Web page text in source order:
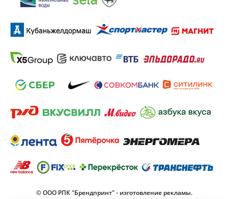
© ООО РПК "Брендпринт" - изготовление рекламы.